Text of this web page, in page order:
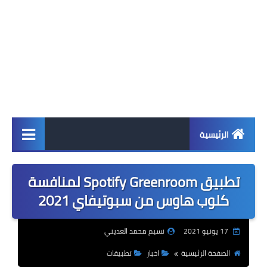
الرئيسية
اخبار
ابل
اندرويد
تطبيق Spotify Greenroom لمنافسة
كلوب هاوس من سبوتيفاي 2021
نسيم محمد العديني
الصفحة الرئيسية
اخبار
تطبيقات